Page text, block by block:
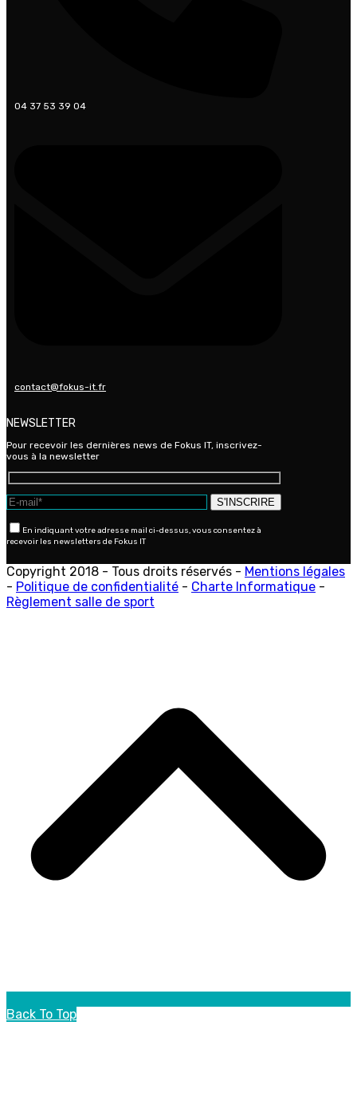
04 37 53 39 04
contact@fokus-it.fr
NEWSLETTER
Pour recevoir les dernières news de Fokus IT, inscrivez-
vous à la newsletter
En indiquant votre adresse mail ci-dessus, vous consentez à
recevoir les newsletters de Fokus IT
Copyright 2018 - Tous droits réservés - Mentions légales
- Politique de confidentialité - Charte Informatique -
Règlement salle de sport
Back To Top